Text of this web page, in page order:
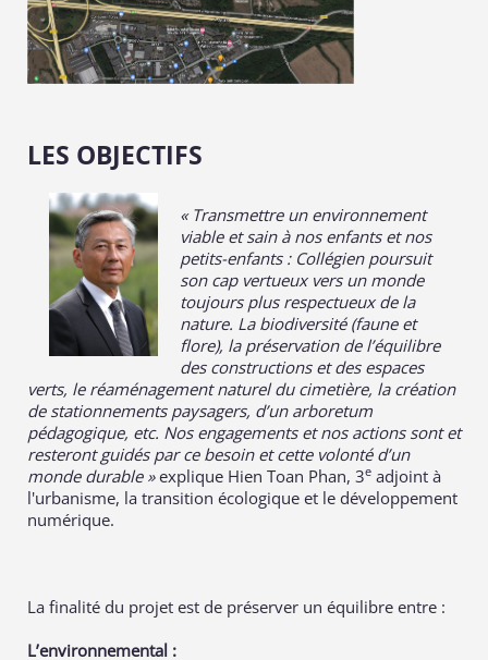
LES OBJECTIFS
« Transmettre un environnement
viable et sain à nos enfants et nos
petits-enfants : Collégien poursuit
son cap vertueux vers un monde
toujours plus respectueux de la
nature. La biodiversité (faune et
flore), la préservation de l’équilibre
des constructions et des espaces
verts, le réaménagement naturel du cimetière, la création
de stationnements paysagers, d’un arboretum
pédagogique, etc. Nos engagements et nos actions sont et
resteront guidés par ce besoin et cette volonté d’un
monde durable »explique Hien Toan Phan, 3e adjoint à
l'urbanisme, la transition écologique et le développement
numérique.
La finalité du projet est de préserver un équilibre entre :
L’environnemental :